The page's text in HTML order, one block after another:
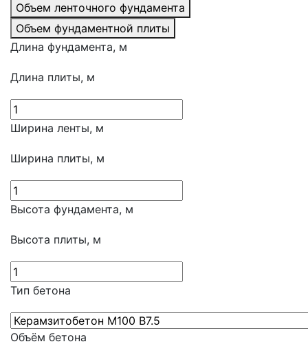
Объем ленточного фундамента
Объем фундаментной плиты
Длина фундамента, м
Длина плиты, м
Ширина ленты, м
Ширина плиты, м
Высота фундамента, м
Высота плиты, м
Тип бетона
Объём бетона